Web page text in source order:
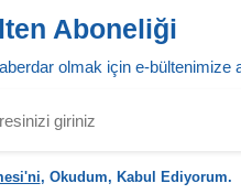
Aboneliği
olmak için e-bültenimize
, Okudum, Kabul Ediyorum.